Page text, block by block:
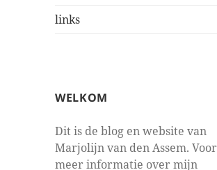
links
WELKOM
Dit is de blog en website van
Marjolijn van den Assem. Voor
meer informatie over mijn